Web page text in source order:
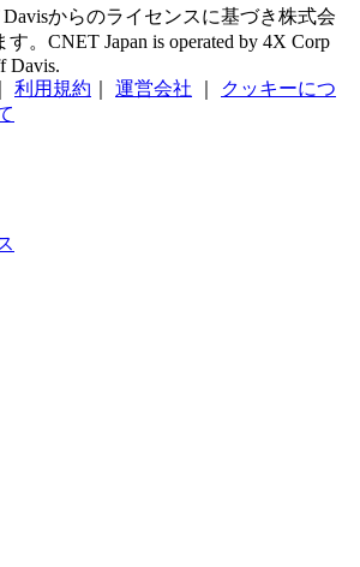
Davisからのライセンスに基づき株式会
。CNET Japan is operated by 4X Corp
Davis.
利用規約 運営会社
クッキーにつ